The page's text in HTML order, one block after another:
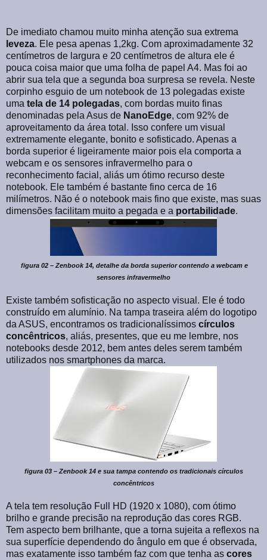
De imediato chamou muito minha atenção sua extrema
leveza. Ele pesa apenas 1,2kg. Com aproximadamente 32
centímetros de largura e 20 centímetros de altura ele é
pouca coisa maior que uma folha de papel A4. Mas foi ao
abrir sua tela que a segunda boa surpresa se revela. Neste
corpinho esguio de um notebook de 13 polegadas existe
uma tela de 14 polegadas, com bordas muito finas
denominadas pela Asus de NanoEdge, com 92% de
aproveitamento da área total. Isso confere um visual
extremamente elegante, bonito e sofisticado. Apenas a
borda superior é ligeiramente maior pois ela comporta a
webcam e os sensores infravermelho para o
reconhecimento facial, aliás um ótimo recurso deste
notebook. Ele também é bastante fino cerca de 16
milímetros. Não é o notebook mais fino que existe, mas suas
dimensões facilitam muito a pegada e a portabilidade.
figura 02 – Zenbook 14, detalhe da borda superior contendo a webcam e
sensores infravermelho
Existe também sofisticação no aspecto visual. Ele é todo
construído em alumínio. Na tampa traseira além do logotipo
da ASUS, encontramos os tradicionalíssimos círculos
concêntricos, aliás, presentes, que eu me lembre, nos
notebooks desde 2012, bem antes deles serem também
utilizados nos smartphones da marca.
figura 03 – Zenbook 14 e sua tampa contendo os tradicionais círculos
concêntricos
A tela tem resolução Full HD (1920 x 1080), com ótimo
brilho e grande precisão na reprodução das cores RGB.
Tem aspecto bem brilhante, que a torna sujeita a reflexos na
sua superfície dependendo do ângulo em que é observada,
mas exatamente isso também faz com que tenha as cores